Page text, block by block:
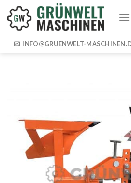
content
INFO@GRUENWELT-